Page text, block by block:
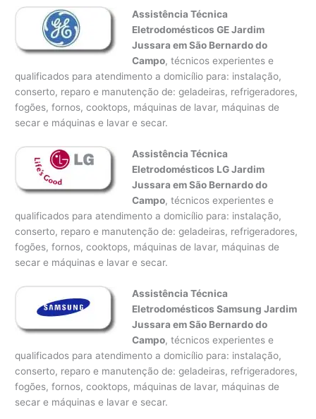
Assistência Técnica
Eletrodomésticos GE Jardim
Jussara em São Bernardo do
Campo, técnicos experientes e
qualificados para atendimento a domicílio para: instalação,
conserto, reparo e manutenção de: geladeiras, refrigeradores,
fogões, fornos, cooktops, máquinas de lavar, máquinas de
secar e máquinas e lavar e secar.
Assistência Técnica
Eletrodomésticos LG Jardim
Jussara em São Bernardo do
Campo, técnicos experientes e
qualificados para atendimento a domicílio para: instalação,
conserto, reparo e manutenção de: geladeiras, refrigeradores,
fogões, fornos, cooktops, máquinas de lavar, máquinas de
secar e máquinas e lavar e secar.
Assistência Técnica
Eletrodomésticos Samsung Jardim
Jussara em São Bernardo do
Campo, técnicos experientes e
qualificados para atendimento a domicílio para: instalação,
conserto, reparo e manutenção de: geladeiras, refrigeradores,
fogões, fornos, cooktops, máquinas de lavar, máquinas de
secar e máquinas e lavar e secar.